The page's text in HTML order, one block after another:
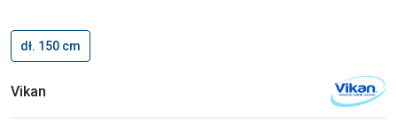
dł. 150 cm
Vikan